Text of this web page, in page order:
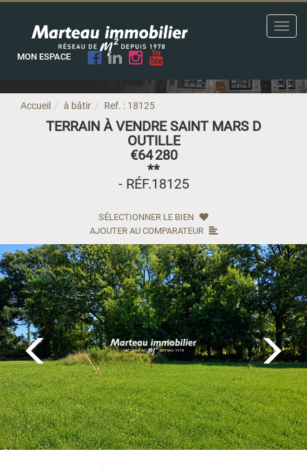
MON ESPACE
Accueil à bâtir Ref. : 18125
TERRAIN À VENDRE SAINT MARS D
OUTILLE
€64 280
**
- RÉF.18125
SÉLECTIONNER LE BIEN
AJOUTER AU COMPARATEUR